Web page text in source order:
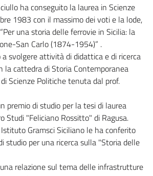
ha conseguito la laurea in Scienze
1983 con il massimo dei voti e la lode,
una storia delle ferrovie in Sicilia: la
San Carlo (1874-1954)” .
svolgere attività di didattica e di ricerca
la cattedra di Storia Contemporanea
Scienze Politiche tenuta dal prof.
premio di studio per la tesi di laurea
Studi "Feliciano Rossitto" di Ragusa.
Gramsci Siciliano le ha conferito
studio per una ricerca sulla "Storia delle
relazione sul tema delle infrastrutture